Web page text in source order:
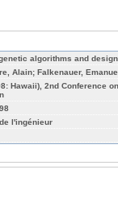
algorithms and
Alain; Falkenauer,
Hawaii), 2nd Conference
l'ingénieur